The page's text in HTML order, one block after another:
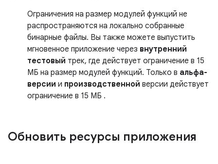
Ограничения на размер модулей функций не
распространяются на локально собранные
бинарные файлы. Вы также можете выпустить
мгновенное приложение через внутренний
тестовый трек, где действует ограничение в 15
МБ на размер модулей функций. Только в альфа-
версии и производственной версии действует
ограничение в 15 МБ .
Обновить ресурсы приложения